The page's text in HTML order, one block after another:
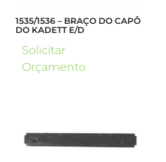
1535/1536 – BRAÇO DO CAPÔ
DO KADETT E/D
Solicitar
Orçamento